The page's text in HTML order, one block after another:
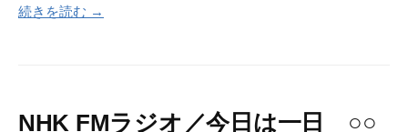
続きを読む →
NHK FMラジオ／今日は一日 ○○